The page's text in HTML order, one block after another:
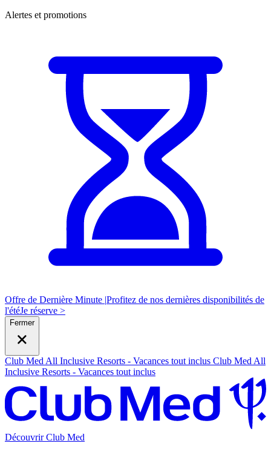
Alertes et promotions
Offre de Dernière Minute |Profitez de nos dernières disponibilités de
l'étéJe réserve >
Fermer
Club Med All Inclusive Resorts - Vacances tout inclus Club Med All
Inclusive Resorts - Vacances tout inclus
Découvrir Club Med